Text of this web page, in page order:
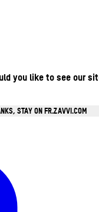
you like to see our
STAY ON FR.ZAVVI.COM